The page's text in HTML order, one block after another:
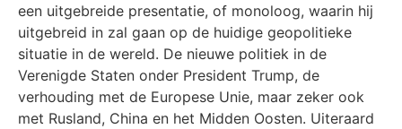
een uitgebreide presentatie, of monoloog, waarin hij
uitgebreid in zal gaan op de huidige geopolitieke
situatie in de wereld. De nieuwe politiek in de
Verenigde Staten onder President Trump, de
verhouding met de Europese Unie, maar zeker ook
met Rusland, China en het Midden Oosten. Uiteraard